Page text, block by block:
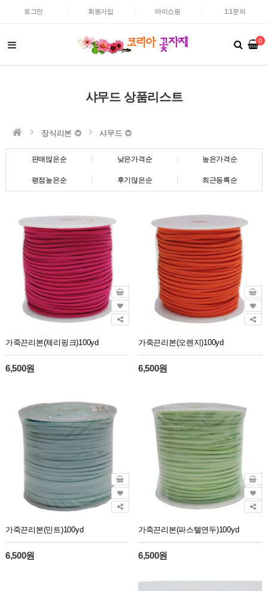
로그인 회원가입 마이쇼핑 1:1문의
0
샤무드 상품리스트
장식리본 샤무드
판매많은순 낮은가격순 높은가격순
평점높은순 후기많은순 최근등록순
가죽끈리본(체리핑크)100yd
6,500원
가죽끈리본(오렌지)100yd
6,500원
가죽끈리본(민트)100yd
6,500원
가죽끈리본(파스텔연두)100yd
6,500원